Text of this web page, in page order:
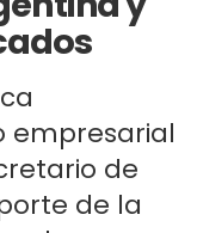
empresarial
de
de la